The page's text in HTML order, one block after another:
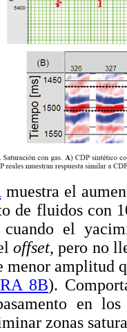
muestra el
de fluidos con
el
offset, pero no
menor amplitud
8B).
en
zonas